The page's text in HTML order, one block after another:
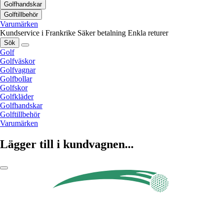
Golfhandskar
Golftillbehör
Varumärken
Kundservice i Frankrike Säker betalning Enkla returer
Sök
Golf
Golfväskor
Golfvagnar
Golfbollar
Golfskor
Golfkläder
Golfhandskar
Golftillbehör
Varumärken
Lägger till i kundvagnen...